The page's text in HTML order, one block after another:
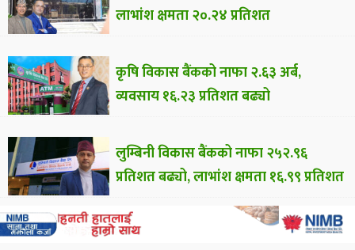
लाभांश क्षमता २०.२४ प्रतिशत
कृषि विकास बैंकको नाफा २.६३ अर्ब,
व्यवसाय १६.२३ प्रतिशत बढ्यो
लुम्बिनी विकास बैंकको नाफा २५२.९६
प्रतिशत बढ्यो, लाभांश क्षमता १६.९९ प्रतिशत